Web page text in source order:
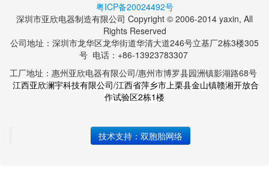
粤ICP备20024492号
深圳市亚欣电器制造有限公司 Copyright © 2006-2014 yaxin, All
Rights Reserved
公司地址： 深圳市龙华区龙华街道华清大道246号立基厂2栋3楼305
号 电话：+86-13923783307
工厂地址：惠州亚欣电器有限公司/惠州市博罗县园洲镇影湖路68号
江西亚欣澜宇科技有限公司/江西省萍乡市上栗县金山镇赣湘开放合
作试验区2栋1楼
技术支持：双胞胎网络